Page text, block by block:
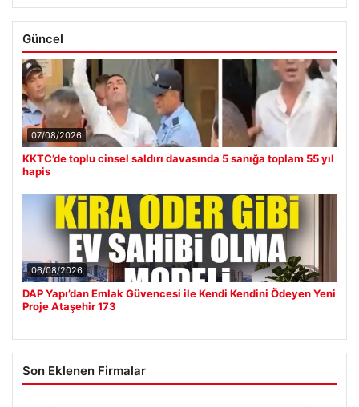
Güncel
07/08/2026
KKTC’de toplu cinsel saldırı davasında 5 sanığa toplam 55 yıl
hapis
06/08/2026
DAP Yapı’dan Emlak Güvencesi ile Kendi Kendini Ödeyen Yeni
Proje Ataşehir 173
Son Eklenen Firmalar